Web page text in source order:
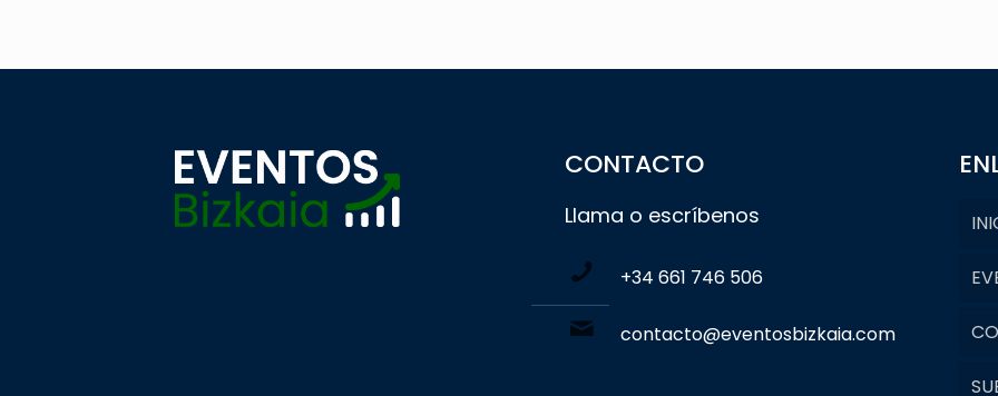
CONTACTO
Llama o escríbenos
+34 661 746 506
contacto@eventosbizkaia.com